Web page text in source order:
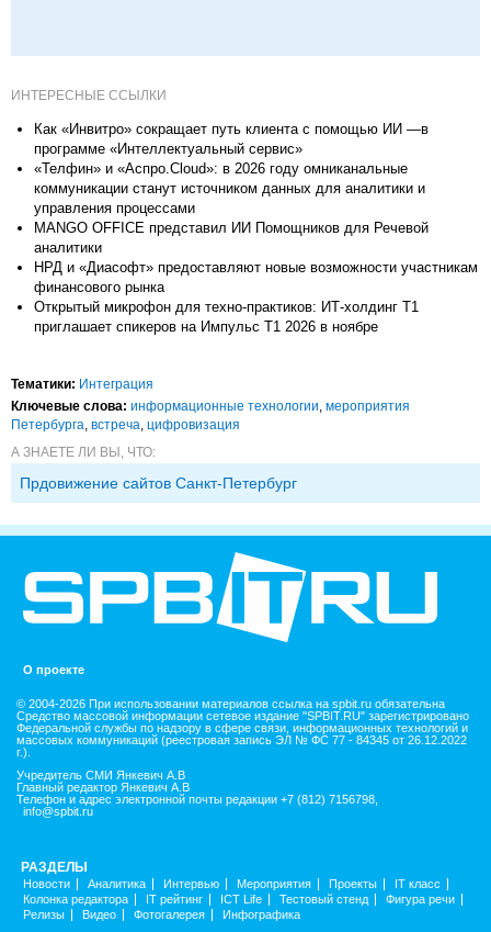
ИНТЕРЕСНЫЕ ССЫЛКИ
Как «Инвитро» сокращает путь клиента с помощью ИИ —в
программе «Интеллектуальный сервис»
«Телфин» и «Аспро.Cloud»: в 2026 году омниканальные
коммуникации станут источником данных для аналитики и
управления процессами
MANGO OFFICE представил ИИ Помощников для Речевой
аналитики
НРД и «Диасофт» предоставляют новые возможности участникам
финансового рынка
Открытый микрофон для техно-практиков: ИТ-холдинг Т1
приглашает спикеров на Импульс Т1 2026 в ноябре
Тематики: Интеграция
Ключевые слова: информационные технологии мероприятия
Петербурга встреча цифровизация
А ЗНАЕТЕ ЛИ ВЫ, ЧТО:
Прдовижение сайтов Санкт-Петербург
О проекте
© 2004-2026 При использовании материалов ссылка на spbit.ru обязательна
Средство массовой информации сетевое издание "SPBIT.RU" зарегистрировано
Федеральной службы по надзору в сфере связи, информационных технологий и
массовых коммуникаций (реестровая запись ЭЛ № ФС 77 - 84345 от 26.12.2022
г.).
Учредитель СМИ Янкевич А.В
Главный редактор Янкевич А.В
Телефон и адрес электронной почты редакции +7 (812) 7156798,
info@spbit.ru
РАЗДЕЛЫ
Новости Аналитика Интервью Мероприятия Проекты
IT класс
Колонка редактора
IT рейтинг ICT Life Тестовый стенд
Фигура речи
Релизы
Видео Фотогалерея Инфографика